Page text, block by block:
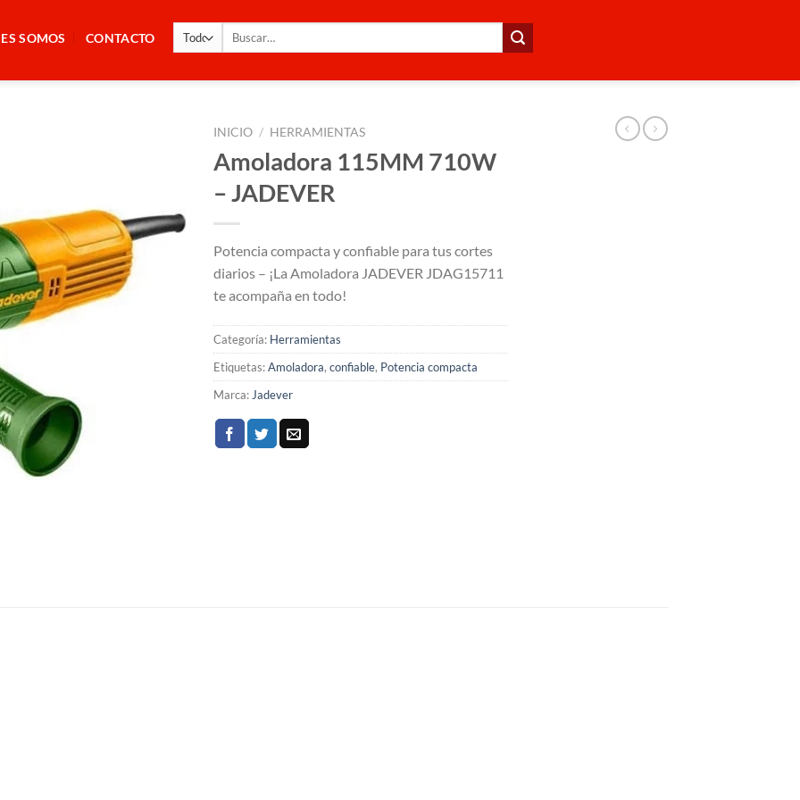
SOMOS CONTACTO
Buscar
INICIO / HERRAMIENTAS
Amoladora 115MM 710W
– JADEVER
Potencia compacta y confiable para tus cortes
diarios – ¡La Amoladora JADEVER JDAG15711
te acompaña en todo!
Categoría: Herramientas
Etiquetas:Amoladora, confiable, Potencia compacta
Marca: Jadever